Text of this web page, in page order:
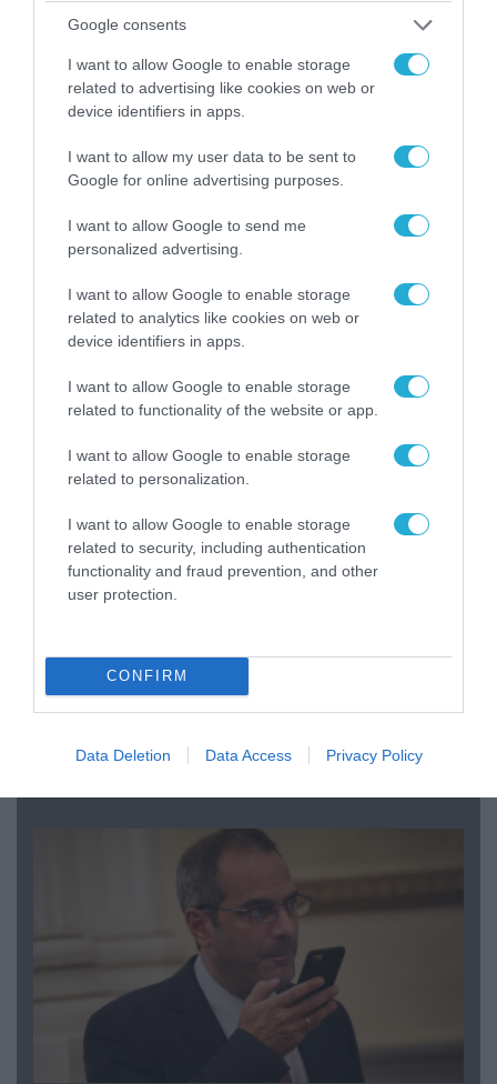
Google consents
I want to allow Google to enable storage
related to advertising like cookies on web or
device identifiers in apps.
I want to allow my user data to be sent to
Google for online advertising purposes.
I want to allow Google to send me
personalized advertising.
I want to allow Google to enable storage
related to analytics like cookies on web or
device identifiers in apps.
I want to allow Google to enable storage
related to functionality of the website or app.
I want to allow Google to enable storage
related to personalization.
I want to allow Google to enable storage
related to security, including authentication
functionality and fraud prevention, and other
user protection.
CONFIRM
Data Deletion Data Access Privacy Policy
09.08.2026 | 13:02
Το Ιράν «παγώνει» τις ΗΠΑ για άνοιγμα των
Στενών του Ορμούζ: «Δίνετε άμεσα 300
δισ.δολάρια και διόδια» (upd)
«Η απόλυτη τραγωδία»: Η «αιχμηρή» ανάρτηση